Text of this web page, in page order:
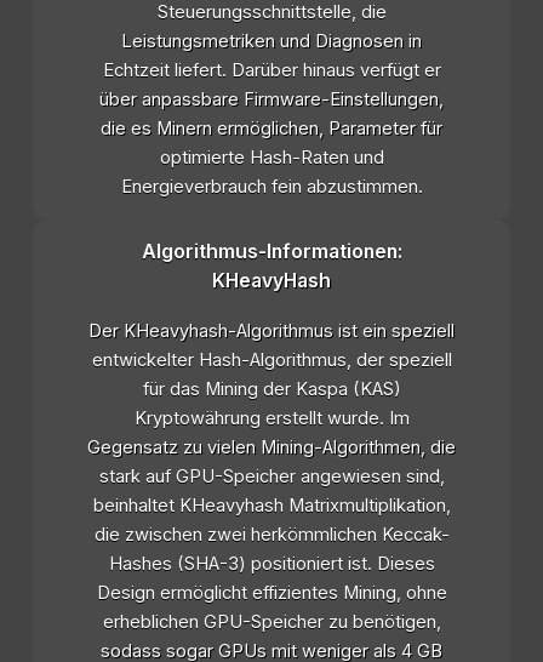
Steuerungsschnittstelle, die
Leistungsmetriken und Diagnosen in
Echtzeit liefert. Darüber hinaus verfügt er
über anpassbare Firmware-Einstellungen,
die es Minern ermöglichen, Parameter für
optimierte Hash-Raten und
Energieverbrauch fein abzustimmen.
Algorithmus-Informationen:
KHeavyHash
Der KHeavyhash-Algorithmus ist ein speziell
entwickelter Hash-Algorithmus, der speziell
für das Mining der Kaspa (KAS)
Kryptowährung erstellt wurde. Im
Gegensatz zu vielen Mining-Algorithmen, die
stark auf GPU-Speicher angewiesen sind,
beinhaltet KHeavyhash Matrixmultiplikation,
die zwischen zwei herkömmlichen Keccak-
Hashes (SHA-3) positioniert ist. Dieses
Design ermöglicht effizientes Mining, ohne
erheblichen GPU-Speicher zu benötigen,
sodass sogar GPUs mit weniger als 4 GB